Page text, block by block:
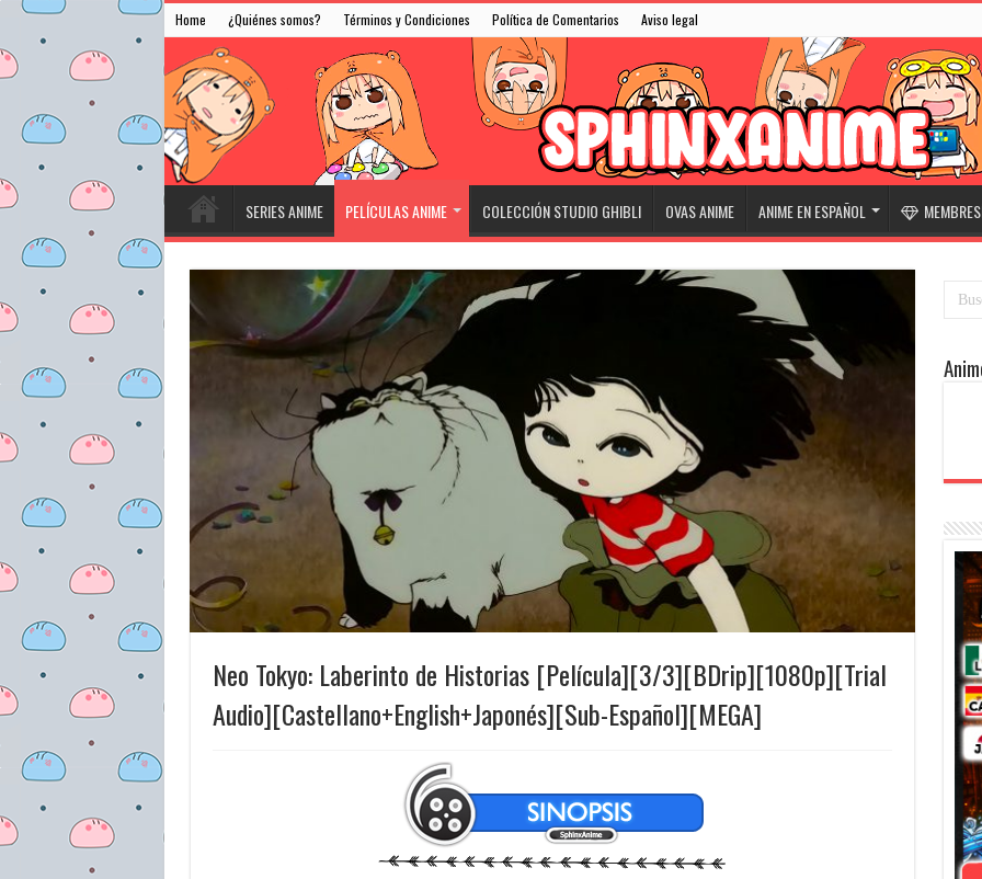
Home ¿Quiénes somos? Términos y Condiciones Política de Comentarios Aviso legal
SERIES ANIME PELÍCULAS ANIME COLECCIÓN STUDIO GHIBLI OVAS ANIME ANIME EN ESPAÑOL
Neo Tokyo: Laberinto de Historias [Película][3/3][BDrip][1080p][Trial
Audio][Castellano+English+Japonés][Sub-Español][MEGA]